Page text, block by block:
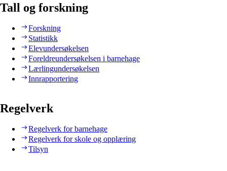
Tall og forskning
Forskning
Statistikk
Elevundersøkelsen
Foreldreundersøkelsen i barnehage
Lærlingundersøkelsen
Innrapportering
Regelverk
Regelverk for barnehage
Regelverk for skole og opplæring
Tilsyn